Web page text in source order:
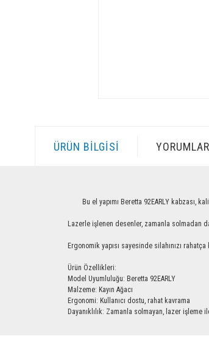
ÜRÜN BILGISI YORUMLAR
Bu el yapımı Beretta 92EARLY kabzası,
Lazerle işlenen desenler, zamanla solmadan
Ergonomik yapısı sayesinde silahınızı
Ürün Özellikleri:
Model Uyumluluğu: Beretta 92EARLY
Malzeme: Kayın Ağacı
Ergonomi: Kullanıcı dostu, rahat kavrama
Dayanıklılık: Zamanla solmayan, lazer işleme